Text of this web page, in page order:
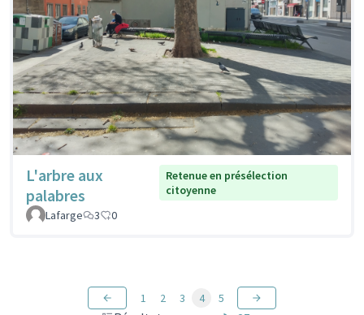
L'arbre aux
palabres
Retenue en présélection
citoyenne
Lafarge
3 0
1 2 3 4 5